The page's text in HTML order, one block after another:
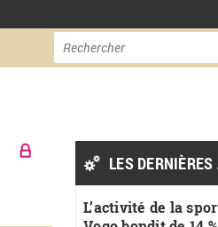
Formulaire
Rechercher
LES
L’activité de la